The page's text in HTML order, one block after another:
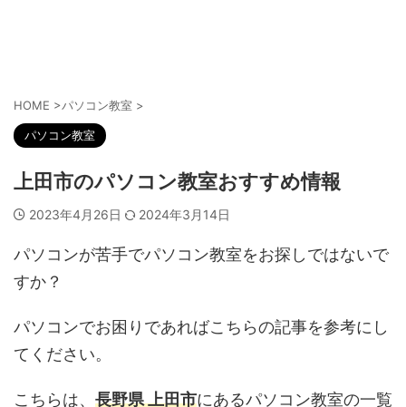
HOME >パソコン教室 >
パソコン教室
上田市のパソコン教室おすすめ情報
2023年4月26日 2024年3月14日
パソコンが苦手でパソコン教室をお探しではないで
すか？
パソコンでお困りであればこちらの記事を参考にし
てください。
こちらは、 長野県 上田市にあるパソコン教室の一覧